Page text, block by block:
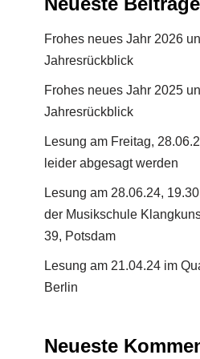
Frohes neues Jahr 2026
Jahresrückblick
Frohes neues Jahr 2025
Jahresrückblick
Lesung am Freitag,
leider abgesagt werden
Lesung am 28.06.24,
der Musikschule
39, Potsdam
Lesung am 21.04.24 im
Berlin
Neueste